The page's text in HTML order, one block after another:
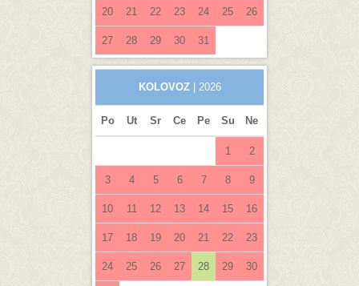
20 21 22 23 24 25 26
27 28 29 30 31
KOLOVOZ| 2026
Po Ut Sr Ce Pe Su Ne
1 2
3 4 5 6 7 8 9
10 11 12 13 14 15 16
17 18 19 20 21 22 23
24 25 26 27 28 29 30